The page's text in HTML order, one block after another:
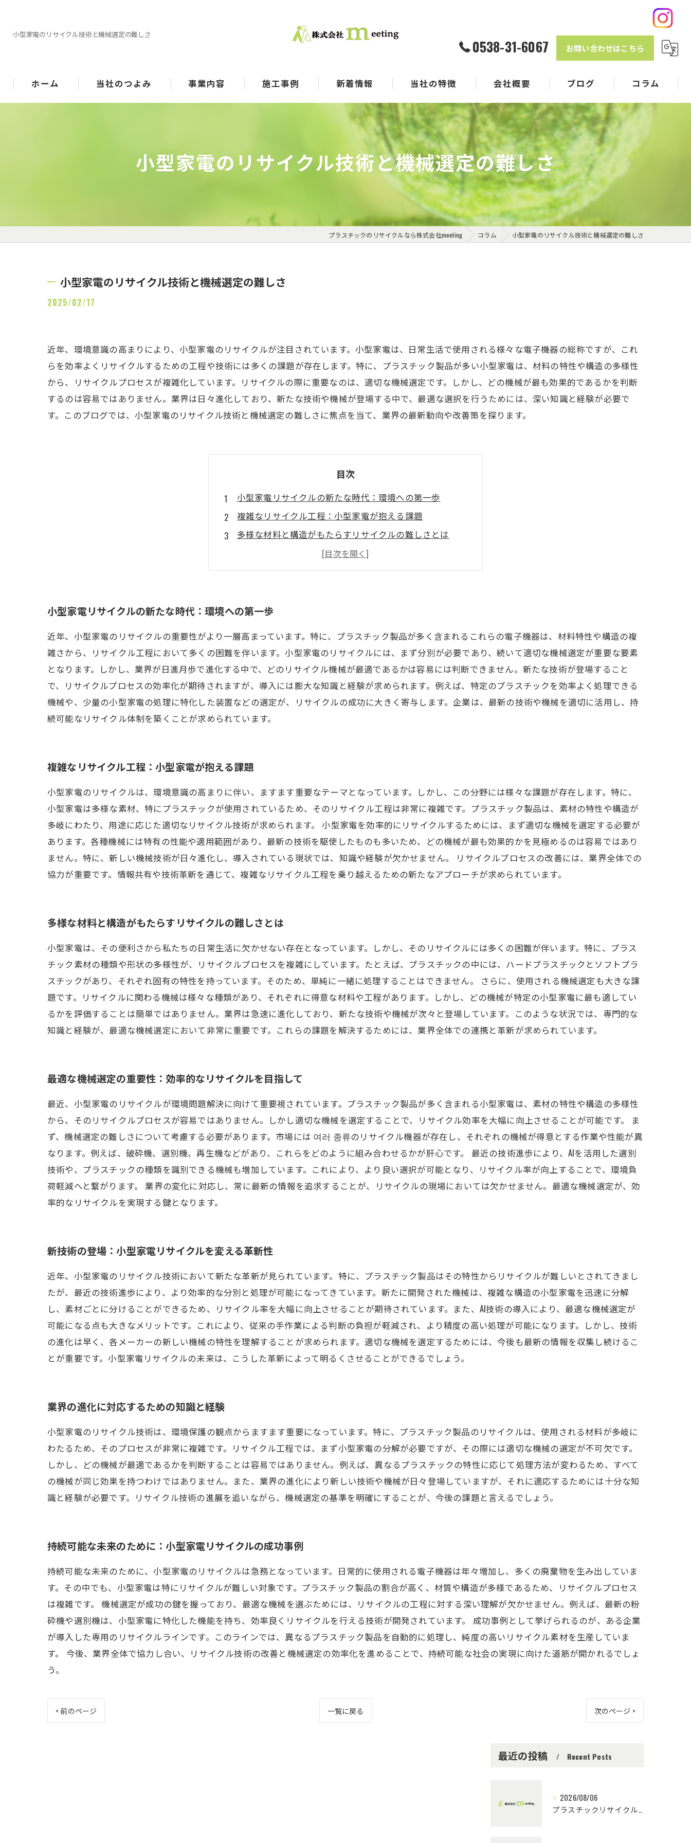
小型家電のリサイクル技術と機械選定の難しさ
0538-31-6067 お問い合わせはこちら
ホーム 当社のつよみ 事業内容 施工事例 新着情報 当社の特徴
コンサル
メーカー
SDGs
選別
マテリアルリサイクル
会社概要 ブログ コラム
小型家電のリサイクル技術と機械選定の難しさ
プラスチックのリサイクルなら株式会社meeting コラム 小型家電のリサイクル技術と機械選定の難しさ
小型家電のリサイクル技術と機械選定の難しさ
2025/02/17
近年、環境意識の高まりにより、小型家電のリサイクルが注目されています。小型家電は、日常生活で使用される様々な電子機器の総称ですが、これ
らを効率よくリサイクルするための工程や技術には多くの課題が存在します。特に、プラスチック製品が多い小型家電は、材料の特性や構造の多様性
から、リサイクルプロセスが複雑化しています。リサイクルの際に重要なのは、適切な機械選定です。しかし、どの機械が最も効果的であるかを判断
するのは容易ではありません。業界は日々進化しており、新たな技術や機械が登場する中で、最適な選択を行うためには、深い知識と経験が必要で
す。このブログでは、小型家電のリサイクル技術と機械選定の難しさに焦点を当て、業界の最新動向や改善策を探ります。
目次
小型家電リサイクルの新たな時代：環境への第一歩
複雑なリサイクル工程：小型家電が抱える課題
多様な材料と構造がもたらすリサイクルの難しさとは
最適な機械選定の重要性：効率的なリサイクルを目指して
新技術の登場：小型家電リサイクルを変える革新性
持続可能な未来のために：小型家電リサイクルの成功事例
小型家電リサイクルの新たな時代：環境への第一歩
近年、小型家電のリサイクルの重要性がより一層高まっています。特に、プラスチック製品が多く含まれるこれらの電子機器は、材料特性や構造の複
雑さから、リサイクル工程において多くの困難を伴います。小型家電のリサイクルには、まず分別が必要であり、続いて適切な機械選定が重要な要素
となります。しかし、業界が日進月歩で進化する中で、どのリサイクル機械が最適であるかは容易には判断できません。新たな技術が登場すること
で、リサイクルプロセスの効率化が期待されますが、導入には膨大な知識と経験が求められます。例えば、特定のプラスチックを効率よく処理できる
機械や、少量の小型家電の処理に特化した装置などの選定が、リサイクルの成功に大きく寄与します。企業は、最新の技術や機械を適切に活用し、持
続可能なリサイクル体制を築くことが求められています。
複雑なリサイクル工程：小型家電が抱える課題
小型家電のリサイクルは、環境意識の高まりに伴い、ますます重要なテーマとなっています。しかし、この分野には様々な課題が存在します。特に、
小型家電は多様な素材、特にプラスチックが使用されているため、そのリサイクル工程は非常に複雑です。プラスチック製品は、素材の特性や構造が
多岐にわたり、用途に応じた適切なリサイクル技術が求められます。 小型家電を効率的にリサイクルするためには、まず適切な機械を選定する必要が
あります。各種機械には特有の性能や適用範囲があり、最新の技術を駆使したものも多いため、どの機械が最も効果的かを見極めるのは容易ではあり
ません。特に、新しい機械技術が日々進化し、導入されている現状では、知識や経験が欠かせません。 リサイクルプロセスの改善には、業界全体での
協力が重要です。情報共有や技術革新を通じて、複雑なリサイクル工程を乗り越えるための新たなアプローチが求められています。
多様な材料と構造がもたらすリサイクルの難しさとは
小型家電は、その便利さから私たちの日常生活に欠かせない存在となっています。しかし、そのリサイクルには多くの困難が伴います。特に、プラス
チック素材の種類や形状の多様性が、リサイクルプロセスを複雑にしています。たとえば、プラスチックの中には、ハードプラスチックとソフトプラ
スチックがあり、それぞれ固有の特性を持っています。そのため、単純に一緒に処理することはできません。 さらに、使用される機械選定も大きな課
題です。リサイクルに関わる機械は様々な種類があり、それぞれに得意な材料や工程があります。しかし、どの機械が特定の小型家電に最も適してい
るかを評価することは簡単ではありません。業界は急速に進化しており、新たな技術や機械が次々と登場しています。このような状況では、専門的な
知識と経験が、最適な機械選定において非常に重要です。これらの課題を解決するためには、業界全体での連携と革新が求められています。
最適な機械選定の重要性：効率的なリサイクルを目指して
最近、小型家電のリサイクルが環境問題解決に向けて重要視されています。プラスチック製品が多く含まれる小型家電は、素材の特性や構造の多様性
から、そのリサイクルプロセスが容易ではありません。しかし適切な機械を選定することで、リサイクル効率を大幅に向上させることが可能です。 ま
ず、機械選定の難しさについて考慮する必要があります。市場には 여러 종류のリサイクル機器が存在し、それぞれの機械が得意とする作業や性能が異
なります。例えば、破砕機、選別機、再生機などがあり、これらをどのように組み合わせるかが肝心です。 最近の技術進歩により、AIを活用した選別
技術や、プラスチックの種類を識別できる機械も増加しています。これにより、より良い選択が可能となり、リサイクル率が向上することで、環境負
荷軽減へと繋がります。 業界の変化に対応し、常に最新の情報を追求することが、リサイクルの現場においては欠かせません。最適な機械選定が、効
率的なリサイクルを実現する鍵となります。
新技術の登場：小型家電リサイクルを変える革新性
近年、小型家電のリサイクル技術において新たな革新が見られています。特に、プラスチック製品はその特性からリサイクルが難しいとされてきまし
たが、最近の技術進歩により、より効率的な分別と処理が可能になってきています。新たに開発された機械は、複雑な構造の小型家電を迅速に分解
し、素材ごとに分けることができるため、リサイクル率を大幅に向上させることが期待されています。また、AI技術の導入により、最適な機械選定が
可能になる点も大きなメリットです。これにより、従来の手作業による判断の負担が軽減され、より精度の高い処理が可能になります。しかし、技術
の進化は早く、各メーカーの新しい機械の特性を理解することが求められます。適切な機械を選定するためには、今後も最新の情報を収集し続けるこ
とが重要です。小型家電リサイクルの未来は、こうした革新によって明るくさせることができるでしょう。
業界の進化に対応するための知識と経験
小型家電のリサイクル技術は、環境保護の観点からますます重要になっています。特に、プラスチック製品のリサイクルは、使用される材料が多岐に
わたるため、そのプロセスが非常に複雑です。リサイクル工程では、まず小型家電の分解が必要ですが、その際には適切な機械の選定が不可欠です。
しかし、どの機械が最適であるかを判断することは容易ではありません。例えば、異なるプラスチックの特性に応じて処理方法が変わるため、すべて
の機械が同じ効果を持つわけではありません。また、業界の進化により新しい技術や機械が日々登場していますが、それに適応するためには十分な知
識と経験が必要です。リサイクル技術の進展を追いながら、機械選定の基準を明確にすることが、今後の課題と言えるでしょう。
持続可能な未来のために：小型家電リサイクルの成功事例
持続可能な未来のために、小型家電のリサイクルは急務となっています。日常的に使用される電子機器は年々増加し、多くの廃棄物を生み出していま
す。その中でも、小型家電は特にリサイクルが難しい対象です。プラスチック製品の割合が高く、材質や構造が多様であるため、リサイクルプロセス
は複雑です。 機械選定が成功の鍵を握っており、最適な機械を選ぶためには、リサイクルの工程に対する深い理解が欠かせません。例えば、最新の粉
砕機や選別機は、小型家電に特化した機能を持ち、効率良くリサイクルを行える技術が開発されています。 成功事例として挙げられるのが、ある企業
が導入した専用のリサイクルラインです。このラインでは、異なるプラスチック製品を自動的に処理し、純度の高いリサイクル素材を生産していま
す。 今後、業界全体で協力し合い、リサイクル技術の改善と機械選定の効率化を進めることで、持続可能な社会の実現に向けた道筋が開かれるでしょ
う。
< 前のページ 一覧に戻る 次のページ >
最近の投稿 Recent Posts
2026/08/06
プラスチックリサイクルにおける技術指導の重要性とチーム連携